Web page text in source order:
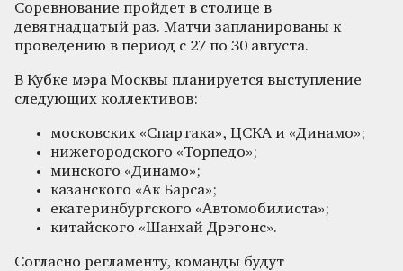
Соревнование пройдет в столице в
девятнадцатый раз. Матчи запланированы к
проведению в период с 27 по 30 августа.
В Кубке мэра Москвы планируется выступление
следующих коллективов:
московских «Спартака», ЦСКА и «Динамо»;
нижегородского «Торпедо»;
минского «Динамо»;
казанского «Ак Барса»;
екатеринбургского «Автомобилиста»;
китайского «Шанхай Дрэгонс».
Согласно регламенту, команды будут